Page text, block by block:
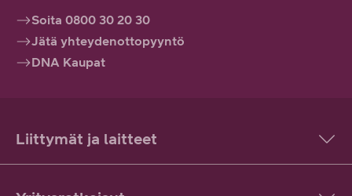
Soita 0800 30 20 30
Jätä yhteydenottopyyntö
DNA Kaupat
Liittymät ja laitteet